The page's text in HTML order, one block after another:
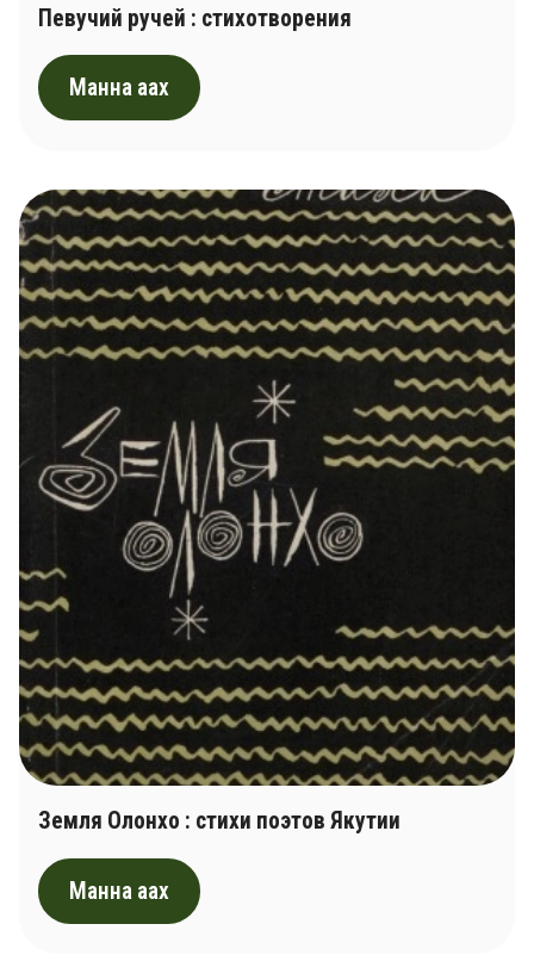
Певучий ручей : cтихотворения
Манна аах
Земля Олонхо : стихи поэтов Якутии
Манна аах